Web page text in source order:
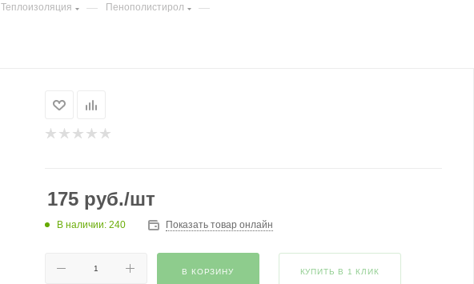
Теплоизоляция — Пенополистирол —
175руб./шт
В наличии: 240 Показать товар онлайн
В КОРЗИНУ КУПИТЬ В 1 КЛИК